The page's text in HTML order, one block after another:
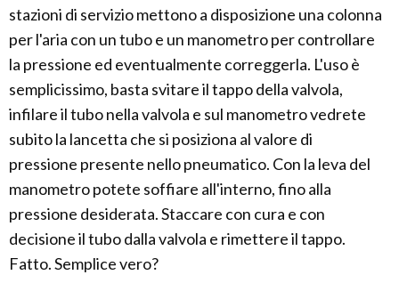
stazioni di servizio mettono a disposizione una colonna
per l'aria con un tubo e un manometro per controllare
la pressione ed eventualmente correggerla. L'uso è
semplicissimo, basta svitare il tappo della valvola,
infilare il tubo nella valvola e sul manometro vedrete
subito la lancetta che si posiziona al valore di
pressione presente nello pneumatico. Con la leva del
manometro potete soffiare all'interno, fino alla
pressione desiderata. Staccare con cura e con
decisione il tubo dalla valvola e rimettere il tappo.
Fatto. Semplice vero?